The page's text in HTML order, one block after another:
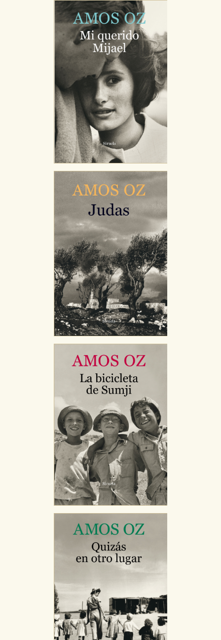
CONFIGURACIÓN DE COOKIES
Estas cookies son necesarias para que nuestro sitio
web funcione y no es posible deshabilitarlas desde
nuestro sistema. Es posible hacerlo desde el
navegador, pero en ese caso es posible que algunas
áreas de nuestra web dejen de funcionar
correctamente.